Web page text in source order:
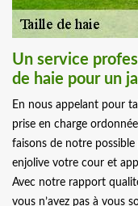
Un service
de haie pour un
En nous appelant pour
prise en charge
faisons de notre
enjolive votre cour et
Avec notre rapport
vous n’avez pas à vous